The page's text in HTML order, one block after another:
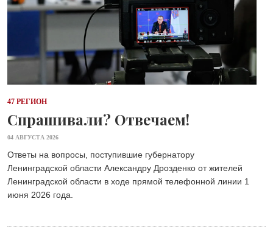
47 РЕГИОН
Спрашивали? Отвечаем!
04 АВГУСТА 2026
Ответы на вопросы, поступившие губернатору
Ленинградской области Александру Дрозденко от жителей
Ленинградской области в ходе прямой телефонной линии 1
июня 2026 года.